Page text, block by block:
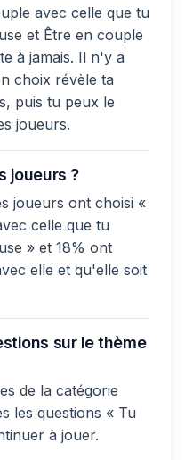
avec celle que tu
et Être en couple
à jamais. Il n'y a
choix révèle ta
puis tu peux le
joueurs.
joueurs ?
joueurs ont choisi «
celle que tu
» et 18% ont
elle et qu'elle soit
sur le thème
de la catégorie
les questions « Tu
à jouer.